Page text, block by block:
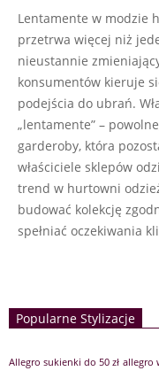
Lentamente w modzie
przetrwa więcej niż
nieustannie
konsumentów kieruje
podejścia do ubrań.
„lentamente” –
garderoby, która
właściciele sklepów
trend w hurtowni
budować kolekcję
spełniać oczekiwania
Popularne Stylizacje
Allegro sukienki do 50 zł allegro